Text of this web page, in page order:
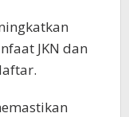
JKN dan